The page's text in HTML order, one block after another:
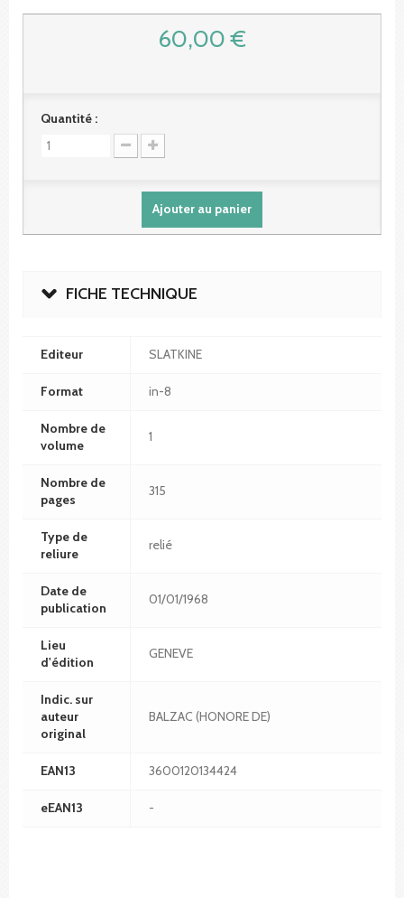
60,00 €
Quantité :
Ajouter au panier
FICHE TECHNIQUE
Editeur SLATKINE
Format in-8
Nombre de
volume
1
Nombre de
pages
315
Type de
reliure
relié
Date de
publication
01/01/1968
Lieu
d'édition
GENEVE
Indic. sur
auteur
original
BALZAC (HONORE DE)
EAN13 3600120134424
eEAN13 -